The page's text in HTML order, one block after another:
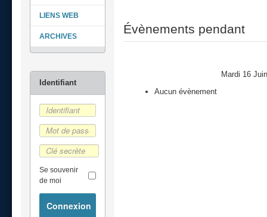
Se souvenir
de moi
Connexion
LIENS WEB
ARCHIVES
Évènements pendant
Mardi 16
Aucun évènement